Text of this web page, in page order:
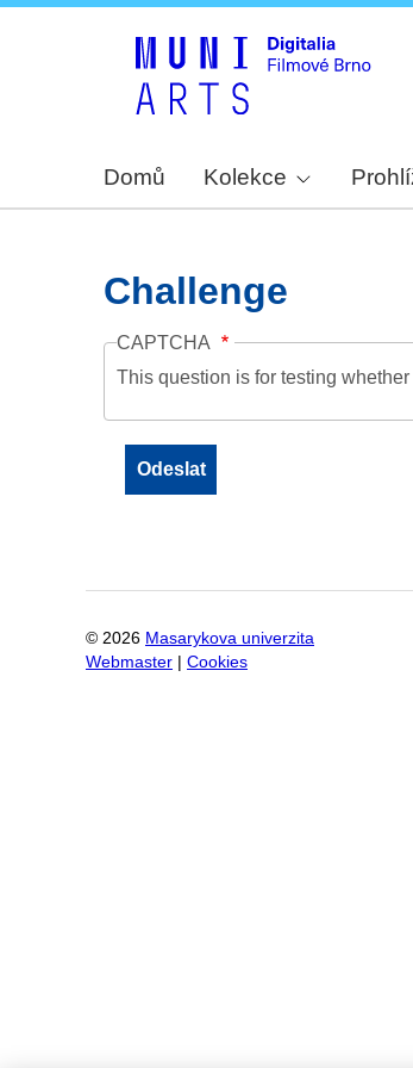
Domů Kolekce
Challenge
CAPTCHA
This question is for testing
© 2026 Masarykova univerzita
Webmaster
Cookies